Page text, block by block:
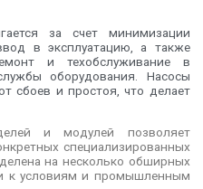
за счет минимизации
в эксплуатацию, а также
и техобслуживание в
оборудования. Насосы
сбоев и простоя, что делает
и модулей позволяет
специализированных
на несколько обширных
к условиям и промышленным